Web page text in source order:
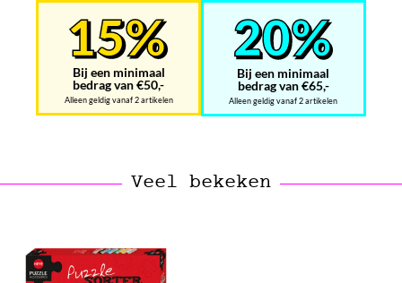
Bij een minimaal
bedrag van €50,-
Alleen geldig vanaf 2 artikelen
Bij een minimaal
bedrag van €65,-
Alleen geldig vanaf 2 artikelen
Veel bekeken